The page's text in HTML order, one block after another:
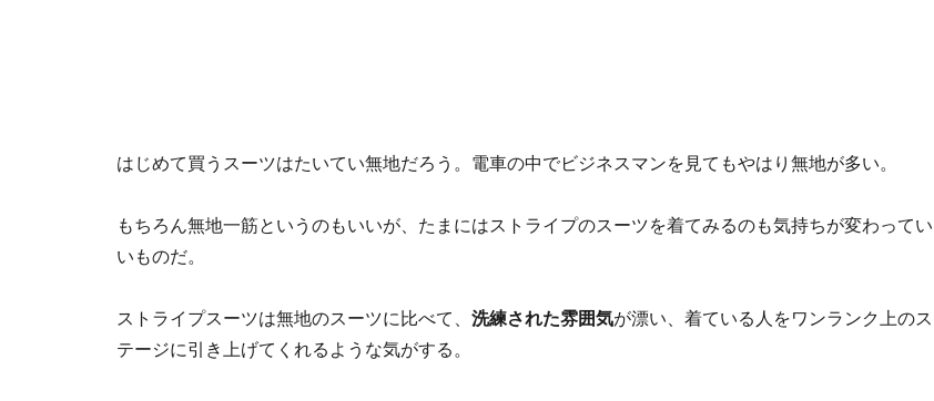
はじめて買うスーツはたいてい無地だろう。電車の中でビジネスマンを見てもやはり無地が多い。
もちろん無地一筋というのもいいが、たまにはストライプのスーツを着てみるのも気持ちが変わってい
いものだ。
ストライプスーツは無地のスーツに比べて、 洗練された雰囲気が漂い、着ている人をワンランク上のス
テージに引き上げてくれるような気がする。